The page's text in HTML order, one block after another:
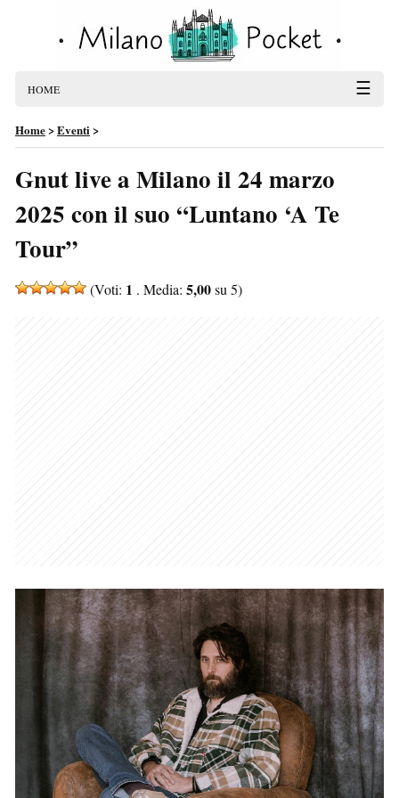
HOME ☰
Home>Eventi>
Gnut live a Milano il 24 marzo
2025 con il suo “Luntano ‘A Te
Tour”
(Voti: 1 . Media: 5,00su 5)